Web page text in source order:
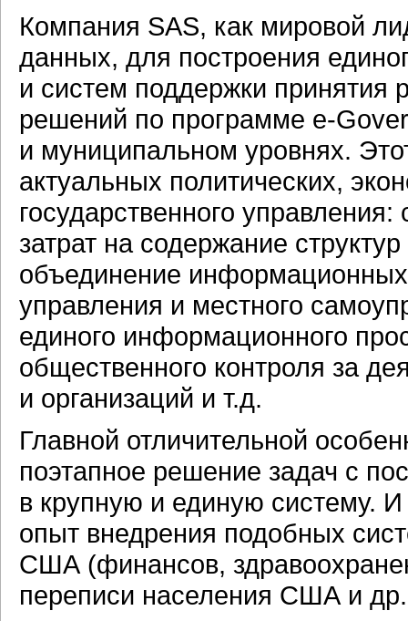
Компания SAS, как мировой
данных, для построения
и систем поддержки принятия
решений по программе e-
и муниципальном уровнях.
актуальных политических,
государственного
затрат на содержание
объединение информационных
управления и местного
единого информационного
общественного контроля за
и организаций и т.д.
Главной отличительной
поэтапное решение задач с
в крупную и единую систему.
опыт внедрения подобных
США (финансов,
переписи населения США и др.